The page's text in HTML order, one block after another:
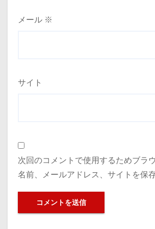
メール ※
サイト
次回のコメントで使用するためブラ
名前、メールアドレス、サイトを保存